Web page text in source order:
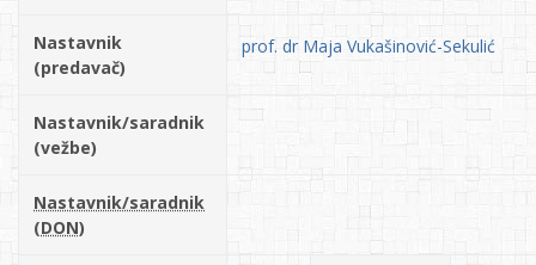
Nastavnik
(predavač)
prof. dr Maja Vukašinović-Sekulić
Nastavnik/saradnik
(vežbe)
Nastavnik/saradnik
(DON)